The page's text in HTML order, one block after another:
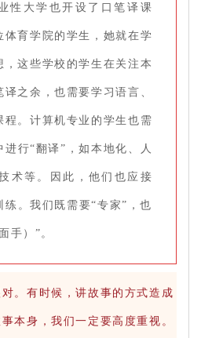
性大学也开设了口笔译课
体育学院的学生，她就在学
，这些学校的学生在关注本
之余，也需要学习语言、
程。计算机专业的学生也需
进行“翻译”，如本地化、人
术等。因此，他们也应接
练。我们既需要“专家”，也
手）”。
。有时候，讲故事的方式造成
本身，我们一定要高度重视。